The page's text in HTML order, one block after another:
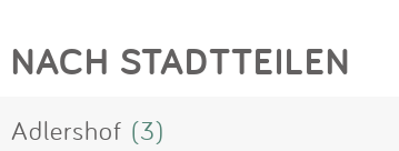
NACH STADTTEILEN
Adlershof (3)